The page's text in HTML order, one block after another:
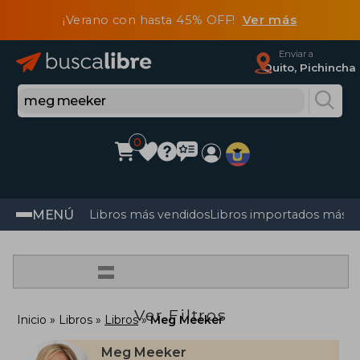
¡Verano con hasta 45% OFF! Ver más
Enviar a
Quito, Pichincha
0
MENÚ Libros más vendidosLibros importados más
=
Ver Filtros
Inicio Libros Libros Meg Meeker
Meg Meeker